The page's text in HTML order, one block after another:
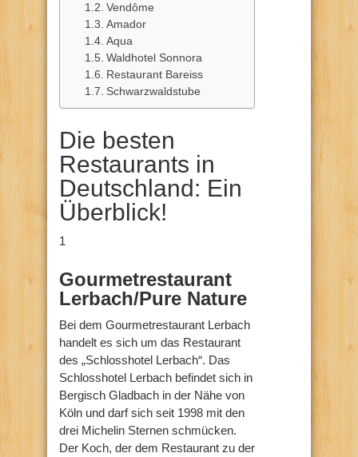
Vendôme
Amador
Aqua
Waldhotel Sonnora
Restaurant Bareiss
Schwarzwaldstube
Die besten
Restaurants in
Deutschland: Ein
Überblick!
1
Gourmetrestaurant
Lerbach/Pure Nature
Bei dem Gourmetrestaurant Lerbach
handelt es sich um das Restaurant
des „Schlosshotel Lerbach“. Das
Schlosshotel Lerbach befindet sich in
Bergisch Gladbach in der Nähe von
Köln und darf sich seit 1998 mit den
drei Michelin Sternen schmücken.
Der Koch, der dem Restaurant zu der